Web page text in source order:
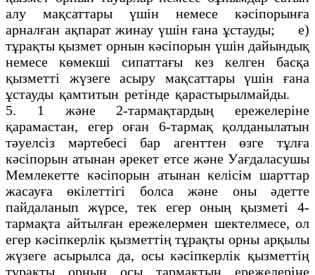
алу мақсаттары үшін немесе кәсіпорынға
арналған ақпарат жинау үшін ғана ұстауды; е)
тұрақты қызмет орнын кәсіпорын үшін дайындық
немесе көмекші сипаттағы кез келген басқа
қызметті жүзеге асыру мақсаттары үшін ғана
ұстауды қамтитын ретінде қарастырылмайды.
5. 1 және 2-тармақтардың ережелеріне
қарамастан, егер оған 6-тармақ қолданылатын
тәуелсіз мәртебесі бар агенттен өзге тұлға
кәсіпорын атынан әрекет етсе және Уағдаласушы
Мемлекетте кәсіпорын атынан келісім шарттар
жасауға өкілеттігі болса және оны әдетте
пайдаланып жүрсе, тек егер оның қызметі 4-
тармақта айтылған ережелермен шектелмесе, ол
егер кәсіпкерлік қызметтің тұрақты орны арқылы
жүзеге асырылса да, осы кәсіпкерлік қызметтің
тұрақты орнын осы тармақтың ережелеріне